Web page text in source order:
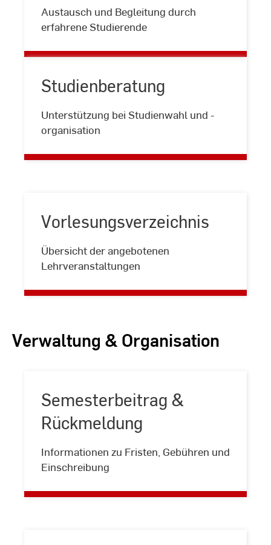
Austausch und Begleitung durch
erfahrene Studierende
Peer-
Mentoring
Studienberatung
Unterstützung bei Studienwahl und -
organisation
Studienberatung
Vorlesungsverzeichnis
Übersicht der angebotenen
Lehrveranstaltungen
Vorlesungsverzeichnis
Verwaltung & Organisation
Semesterbeitrag &
Rückmeldung
Informationen zu Fristen, Gebühren und
Einschreibung
&